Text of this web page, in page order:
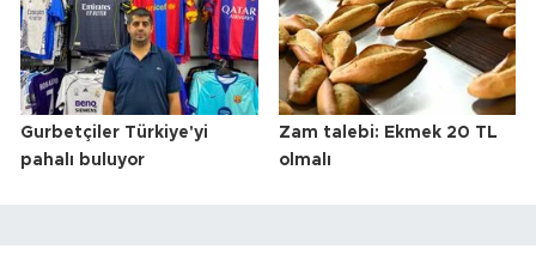
Gurbetçiler Türkiye'yi
pahalı buluyor
Zam talebi: Ekmek 20 TL
olmalı